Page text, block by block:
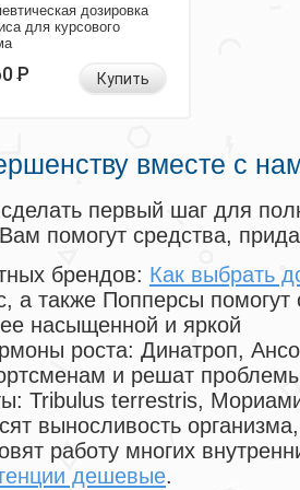
дозировка
для курсового
Р Купить
вместе с
первый шаг для
помогут средства,
брендов: Как выбрать
а также Попперсы помогут
насыщенной и яркой
роста: Динатроп,
и решат
Tribulus terrestris,
выносливость
работу многих
дешевые.